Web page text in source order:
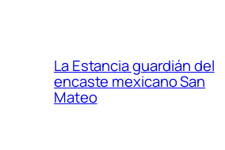
La Estancia guardián del
encaste mexicano San
Mateo